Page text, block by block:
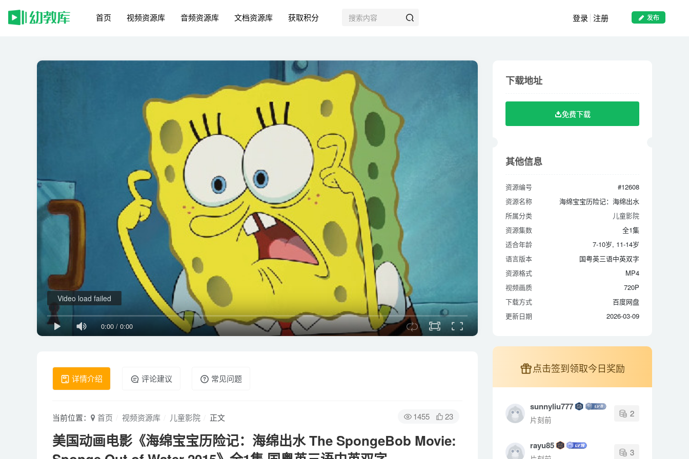
首页 视频资源库 音频资源库 文档资源库 获取积分 发布
登录 注册
0:00 / 0:00
Video load failed
详情介绍 评论建议 常见问题
1455 23
当前位置： 首页 视频资源库 儿童影院 正文
美国动画电影《海绵宝宝历险记：海绵出水 The SpongeBob Movie:
免费下载
资源名称
海绵宝宝历险记：海绵出水
所属分类
儿童影院
资源集数
全1集
适合年龄
7-10岁, 11-14岁
语言版本
国粤英三语中英双字
资源格式
MP4
视频画质
720P
下载方式
百度网盘
更新日期
2026-03-09
下载地址
免费下载
其他信息
资源编号
#12608
资源名称
海绵宝宝历险记：海绵出水
所属分类
儿童影院
资源集数
全1集
适合年龄
7-10岁, 11-14岁
语言版本
国粤英三语中英双字
资源格式
MP4
视频画质
720P
下载方式
百度网盘
更新日期
2026-03-09
点击签到领取今日奖励
sunnyliu777
片刻前
2
rayu85
3